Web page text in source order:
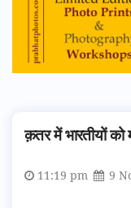
क़तर में भारतीयों
11:19 pm 9